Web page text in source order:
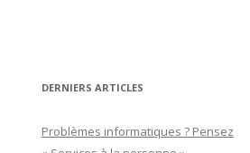
DERNIERS ARTICLES
Problèmes informatiques ? Pensez